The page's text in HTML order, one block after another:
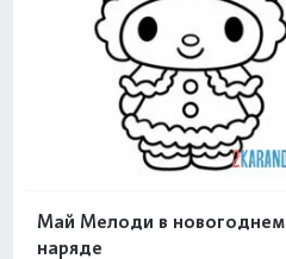
Май Мелоди в новогоднем
наряде